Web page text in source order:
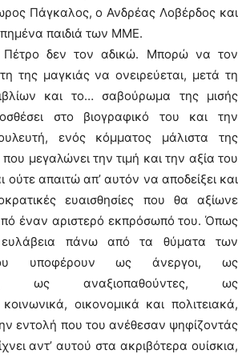
Πάγκαλος, ο Ανδρέας Λοβέρδος και
παιδιά των ΜΜΕ.
Πέτρο δεν τον αδικώ. Μπορώ να τον
της μαγκιάς να ονειρεύεται, μετά τη
και το… σαβούρωμα της μισής
στο βιογραφικό του και την
ενός κόμματος μάλιστα της
μεγαλώνει την τιμή και την αξία του
ούτε απαιτώ απ’ αυτόν να αποδείξει και
ευαισθησίες που θα αξίωνε
έναν αριστερό εκπρόσωπό του. Όπως
πάνω από τα θύματα των
υποφέρουν ως άνεργοι, ως
ως αναξιοπαθούντες, ως
οικονομικά και πολιτειακά,
εντολή που του ανέθεσαν ψηφίζοντάς
αντ’ αυτού στα ακριβότερα ουίσκια,